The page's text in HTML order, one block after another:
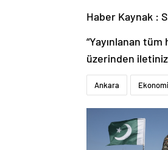
Haber Kaynak :
“Yayınlanan
üzerinden
Ankara Ekonomi